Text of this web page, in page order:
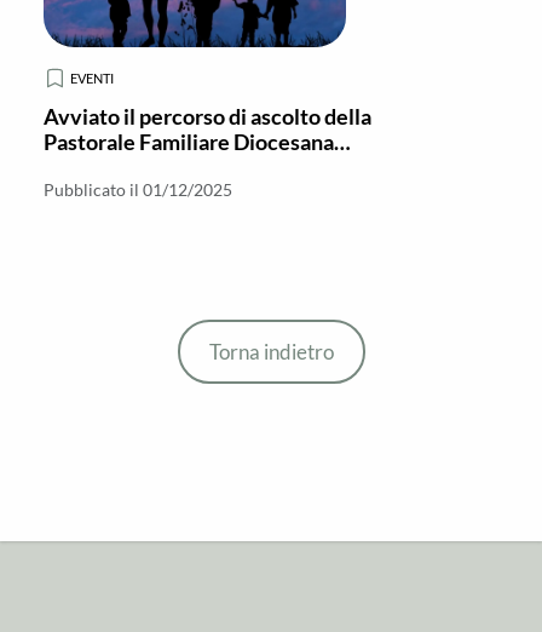
EVENTI
Avviato il percorso di ascolto della
Pastorale Familiare Diocesana
Pubblicato il 01/12/2025
Torna indietro